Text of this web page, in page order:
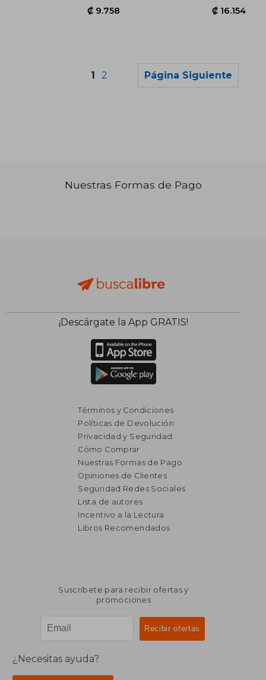
₡ 13.582
1 2 Página Siguiente
Nuestras Formas de Pago
¡Descárgate la App GRATIS!
Términos y Condiciones
Políticas de Devolución
Privacidad y Seguridad
Cómo Comprar
Nuestras Formas de Pago
Opiniones de Clientes
Seguridad Redes Sociales
Lista de autores
Incentivo a la Lectura
Libros Recomendados
Suscríbete para recibir ofertas y
promociones
¿Necesitas ayuda?